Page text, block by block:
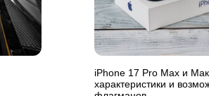
iPhone 17 Pro Max и
характеристики и